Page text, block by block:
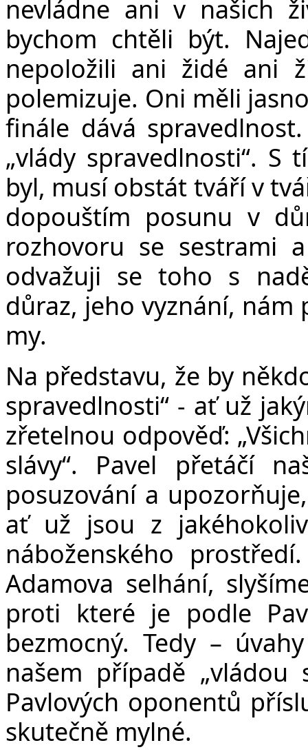
nevládne ani v našich
bychom chtěli být.
nepoložili ani židé ani
polemizuje. Oni měli
finále dává
„vlády spravedlnosti“.
byl, musí obstát tváří v
dopouštím posunu v
rozhovoru se sestrami
odvažuji se toho s
důraz, jeho vyznání,
my.
Na představu, že by
spravedlnosti“ - ať už
zřetelnou odpověď:
slávy“. Pavel přetáčí
posuzování a
ať už jsou z
náboženského
Adamova selhání,
proti které je podle
bezmocný. Tedy –
našem případě „vládou
Pavlových oponentů
skutečně mylné.